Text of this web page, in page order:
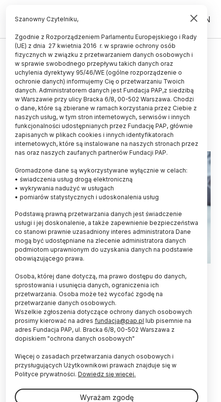
PL EN
UCZELNIE I INSTYTUCJE
Nowy Sącz/ Rusza kierunek
lekarski na Akademii Nauk
Stosowanych
14.07.2023
aktualizacja: 14.07.2023
2 minuty czytania
Od października również na Akademii Nauk
Stosowanych w Nowym Sączu rusza kierunek
lekarski. Medycynę będzie mogło tu studiować 50
osób. Przyszli lekarze będą musieli jednak
dojeżdżać na zajęcia z anatomii do oddalonego o
260 km Radomia.
Jak przekazał PAP rektor nowosądeckiej uczelni dr
hab. Inż. Mariusz Cygnar, planowych jest 50 miejsc
na nowoutworzonym kierunku studiów.
Szanowny Czytelniku,
Zgodnie z Rozporządzeniem Parlamentu Europejskiego i Rady
(UE) z dnia 27 kwietnia 2016 r. w sprawie ochrony osób
fizycznych w związku z przetwarzaniem danych osobowych i
w sprawie swobodnego przepływu takich danych oraz
uchylenia dyrektywy 95/46/WE (ogólne rozporządzenie o
ochronie danych) informujemy Cię o przetwarzaniu Twoich
danych. Administratorem danych jest Fundacja PAP,z siedzibą
w Warszawie przy ulicy Bracka 6/8, 00-502 Warszawa. Chodzi
o dane, które są zbierane w ramach korzystania przez Ciebie z
naszych usług, w tym stron internetowych, serwisów i innych
funkcjonalności udostępnianych przez Fundację PAP, głównie
zapisanych w plikach cookies i innych identyfikatorach
internetowych, które są instalowane na naszych stronach przez
nas oraz naszych zaufanych partnerów Fundacji PAP.
Gromadzone dane są wykorzystywane wyłącznie w celach:
• świadczenia usług drogą elektroniczną
• wykrywania nadużyć w usługach
• pomiarów statystycznych i udoskonalenia usług
Podstawą prawną przetwarzania danych jest świadczenie
usługi i jej doskonalenie, a także zapewnienie bezpieczeństwa
co stanowi prawnie uzasadniony interes administratora Dane
mogą być udostępniane na zlecenie administratora danych
podmiotom uprawnionym do uzyskania danych na podstawie
obowiązującego prawa.
Osoba, której dane dotyczą, ma prawo dostępu do danych,
sprostowania i usunięcia danych, ograniczenia ich
przetwarzania. Osoba może też wycofać zgodę na
przetwarzanie danych osobowych.
Wszelkie zgłoszenia dotyczące ochrony danych osobowych
prosimy kierować na adres fundacja@pap.pl lub pisemnie na
adres Fundacja PAP, ul. Bracka 6/8, 00-502 Warszawa z
dopiskiem "ochrona danych osobowych"
Więcej o zasadach przetwarzania danych osobowych i
przysługujących Użytkownikowi prawach znajduje się w
Polityce prywatności. Dowiedz się więcej.
Wyrażam zgodę